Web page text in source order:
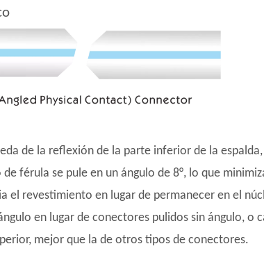
de la reflexión de la parte inferior de la
férula se pule en un ángulo de 8°, lo que
el revestimiento en lugar de permanecer en el
en lugar de conectores pulidos sin ángulo,
mejor que la de otros tipos de conectores.